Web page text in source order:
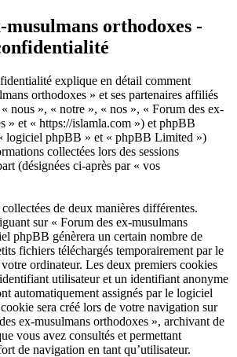
musulmans orthodoxes -
explique en détail comment
orthodoxes » et ses partenaires affiliés
nous », « notre », « nos », « Forum des ex-
» et « https://islamla.com ») et phpBB
logiciel phpBB » et « phpBB Limited »)
collectées lors des sessions
(désignées ci-après par « vos
de deux manières différentes.
sur « Forum des ex-musulmans
phpBB génèrera un certain nombre de
fichiers téléchargés temporairement par le
ordinateur. Les deux premiers cookies
utilisateur et un identifiant anonyme
automatiquement assignés par le logiciel
sera créé lors de votre navigation sur
ex-musulmans orthodoxes », archivant de
vous avez consultés et permettant
de navigation en tant qu’utilisateur.